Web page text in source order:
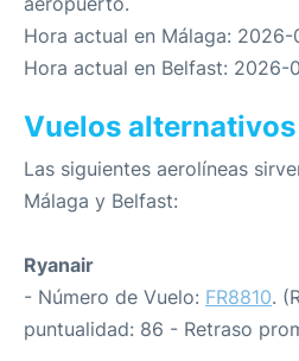
Hora actual en Málaga: 2026-
Hora actual en Belfast: 2026-
Vuelos alternativos
Las siguientes aerolíneas
Málaga y Belfast:
Ryanair
- Número de Vuelo: FR8810.
puntualidad: 86 - Retraso